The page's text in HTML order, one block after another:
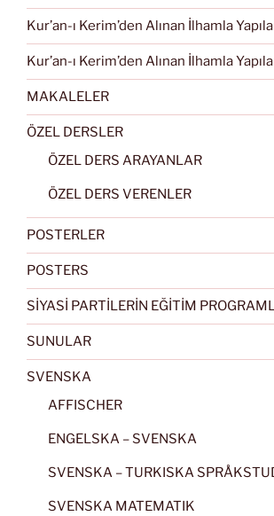
Kur’an-ı Kerim’den Alınan İlhamla
Kur’an-ı Kerim’den Alınan İlhamla
MAKALELER
ÖZEL DERSLER
ÖZEL DERS ARAYANLAR
ÖZEL DERS VERENLER
POSTERLER
POSTERS
SİYASİ PARTİLERİN EĞİTİM
SUNULAR
SVENSKA
AFFISCHER
ENGELSKA – SVENSKA
SVENSKA – TURKISKA
SVENSKA MATEMATIK